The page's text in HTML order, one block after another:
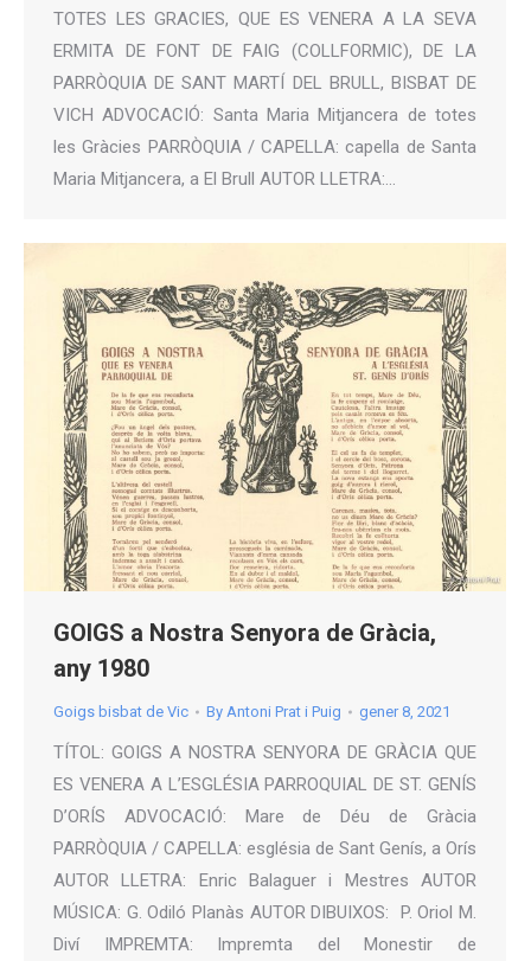
TOTES LES GRACIES, QUE ES VENERA A LA SEVA
ERMITA DE FONT DE FAIG (COLLFORMIC), DE LA
PARRÒQUIA DE SANT MARTÍ DEL BRULL, BISBAT DE
VICH ADVOCACIÓ: Santa Maria Mitjancera de totes
les Gràcies PARRÒQUIA / CAPELLA: capella de Santa
Maria Mitjancera, a El Brull AUTOR LLETRA:…
GOIGS a Nostra Senyora de Gràcia,
any 1980
Goigs bisbat de Vic By Antoni Prat i Puig gener 8, 2021
TÍTOL: GOIGS A NOSTRA SENYORA DE GRÀCIA QUE
ES VENERA A L’ESGLÉSIA PARROQUIAL DE ST. GENÍS
D’ORÍS ADVOCACIÓ: Mare de Déu de Gràcia
PARRÒQUIA / CAPELLA: església de Sant Genís, a Orís
AUTOR LLETRA: Enric Balaguer i Mestres AUTOR
MÚSICA: G. Odiló Planàs AUTOR DIBUIXOS: P. Oriol M.
Diví IMPREMTA: Impremta del Monestir de